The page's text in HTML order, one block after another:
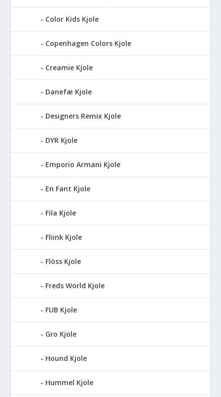
Color Kids Kjole
Copenhagen Colors Kjole
Creamie Kjole
Danefæ Kjole
Designers Remix Kjole
DYR Kjole
Emporio Armani Kjole
En Fant Kjole
Fila Kjole
Fliink Kjole
Flöss Kjole
Freds World Kjole
FUB Kjole
Gro Kjole
Hound Kjole
Hummel Kjole